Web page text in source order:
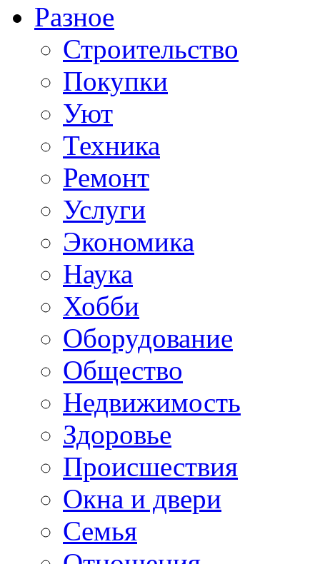
Разное
Строительство
Покупки
Уют
Техника
Ремонт
Услуги
Экономика
Наука
Хобби
Оборудование
Общество
Недвижимость
Здоровье
Происшествия
Окна и двери
Семья